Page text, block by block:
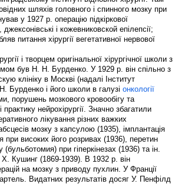
шляхів головного і спинного мозку при
у 1927 р. операцію підкіркової
і кожевниковской епілепсії;
питання хірургії вегетативної нервової
і творцем оригінальної хірургічної школи з
був Н. Н. Бурденко. У 1929 р. він спільно з
клініку в Москві (надалі Інститут
Бурденко і його школи в галузі онкології
порушень мозкового кровообігу та
нейрохірургії. Значно збагатили
лікування різних важких
мозку з капсулою (1935), імплантація
високих його розривах (1936), перетин
при гіперкінезах (1936) та ін.
Кушинг (1869-1939). В 1932 р. він
на мозку з приводу пухлин. У Франції
Видатних результатів досяг У. Пенфілд